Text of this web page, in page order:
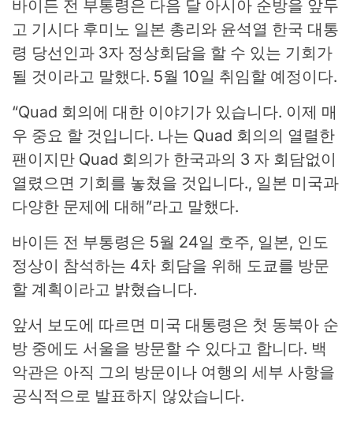
바이든 전 부통령은 다음 달 아시아 순방을 앞두
고 기시다 후미노 일본 총리와 윤석열 한국 대통
령 당선인과 3자 정상회담을 할 수 있는 기회가
될 것이라고 말했다. 5월 10일 취임할 예정이다.
“Quad 회의에 대한 이야기가 있습니다. 이제 매
우 중요 할 것입니다. 나는 Quad 회의의 열렬한
팬이지만 Quad 회의가 한국과의 3 자 회담없이
열렸으면 기회를 놓쳤을 것입니다., 일본 미국과
다양한 문제에 대해”라고 말했다.
바이든 전 부통령은 5월 24일 호주, 일본, 인도
정상이 참석하는 4차 회담을 위해 도쿄를 방문
할 계획이라고 밝혔습니다.
앞서 보도에 따르면 미국 대통령은 첫 동북아 순
방 중에도 서울을 방문할 수 있다고 합니다. 백
악관은 아직 그의 방문이나 여행의 세부 사항을
공식적으로 발표하지 않았습니다.